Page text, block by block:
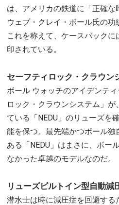
は、アメリカの鉄道に「正確な
ウェブ・クレイ・ボール氏の功
これを称えて、ケースバックに
印されている。
セーフティロック・クラウン
ボール ウォッチのアイデンテ
ロック・クラウンシステム」
ている「NEDU」のリューズを
能を保つ。最先端かつボール
ある「NEDU」はまさに、ボー
なかった卓越のモデルなのだ。
リューズビルトイン型自動減
潜水士は時に減圧症を回避す